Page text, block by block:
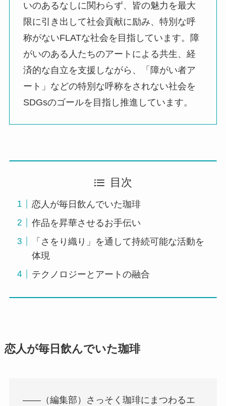
いのあるなしに関わらず、皆の魅力を最大
限に引き出して社会貢献に励み、特別な呼
称がないFLATな社会を目指しています。障
がいのある人たちのアートによる共生、経
済的な自立を支援しながら、「障がい者ア
ート」などの特別な呼称をされない社会を
SDGsのゴールを目指し推進しています。
目次
恋人が毎日飲んでいた珈琲
作品を昇華させるお手伝い
「さをり織り」を通して持続可能な活動を
体現
テクノロジーとアートの融合
恋人が毎日飲んでいた珈琲
――（編集部）さっそく珈琲にまつわるエ